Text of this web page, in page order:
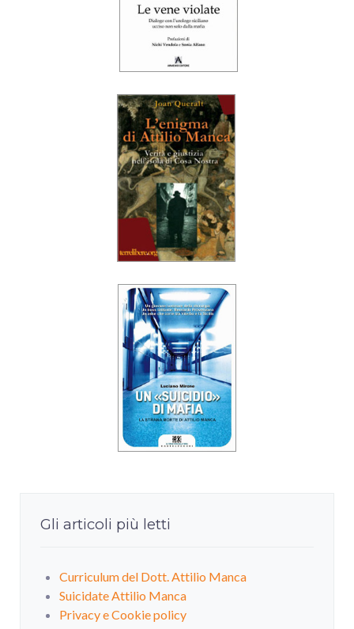
Gli articoli più letti
Curriculum del Dott. Attilio Manca
Suicidate Attilio Manca
Privacy e Cookie policy